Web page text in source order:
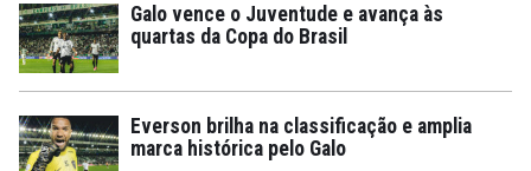
Galo vence o Juventude e avança às
quartas da Copa do Brasil
Everson brilha na classificação e amplia
marca histórica pelo Galo